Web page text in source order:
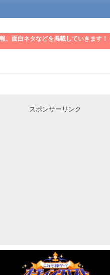
、面白ネタなどを掲載していきます！
スポンサーリンク